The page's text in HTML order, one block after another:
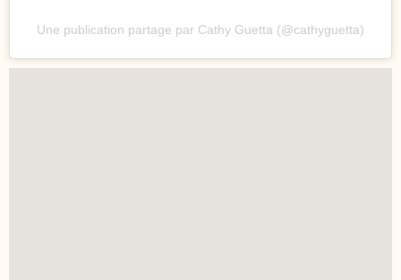
Une publication partage par Cathy Guetta (@cathyguetta)